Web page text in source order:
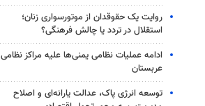
روایت یک حقوقدان از موتورسواری زنان؛
استقلال در تردد یا چالش فرهنگی؟
ادامه عملیات نظامی یمنی‌ها علیه مراکز نظامی
عربستان
توسعه انرژی پاک، عدالت یارانه‌ای و اصلاح